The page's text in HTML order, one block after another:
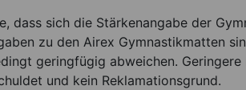
dass sich die Stärkenangabe der
zu den Airex Gymnastikmatten
geringfügig abweichen. Geringere
und kein Reklamationsgrund.